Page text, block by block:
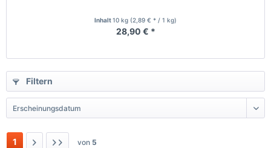
Inhalt10 kg (2,89 € * / 1 kg)
28,90 € *
Filtern
1 von 5